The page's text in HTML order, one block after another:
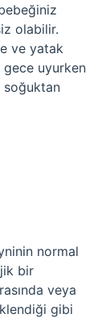
olabilir.
ve yatak
gece uyurken
soğuktan
normal
bir
veya
gibi